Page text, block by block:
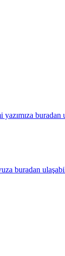
buradan
buradan